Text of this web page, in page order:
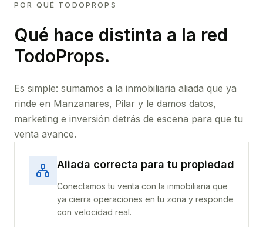
POR QUÉ TODOPROPS
Qué hace distinta a la red
TodoProps.
Es simple: sumamos a la inmobiliaria aliada que ya
rinde en Manzanares, Pilar y le damos datos,
marketing e inversión detrás de escena para que tu
venta avance.
Aliada correcta para tu propiedad
Conectamos tu venta con la inmobiliaria que
ya cierra operaciones en tu zona y responde
con velocidad real.